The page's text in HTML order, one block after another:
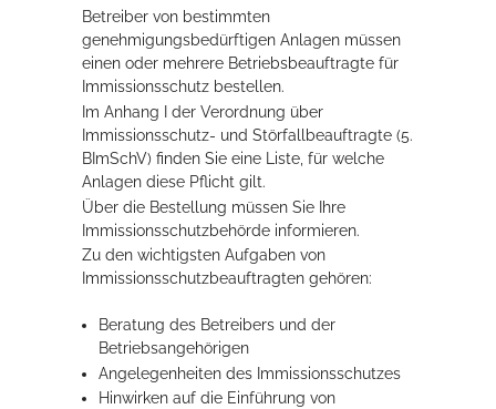
Wirtschaft
Rathaus
Service
Konzerte, Tagungen und vieles mehr
Die Stadthalle Hockenheim bietet den perfekten Standort für Events
Betreiber von bestimmten
genehmigungsbedürftigen Anlagen müssen
einen oder mehrere Betriebsbeauftragte für
Immissionsschutz bestellen.
Im Anhang I der Verordnung über
Immissionsschutz- und Störfallbeauftragte (5.
BImSchV) finden Sie eine Liste, für welche
Anlagen diese Pflicht gilt.
Über die Bestellung müssen Sie Ihre
Immissionsschutzbehörde informieren.
Zu den wichtigsten Aufgaben von
Immissionsschutzbeauftragten gehören:
Beratung des Betreibers und der
Betriebsangehörigen
Angelegenheiten des Immissionsschutzes
Hinwirken auf die Einführung von